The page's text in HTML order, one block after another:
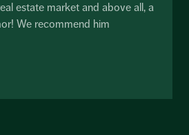
estate market and above all, a
We recommend him